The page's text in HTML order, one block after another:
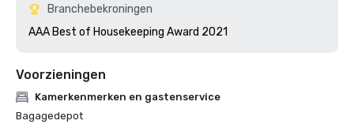
Branchebekroningen
AAA Best of Housekeeping Award 2021
Voorzieningen
Kamerkenmerken en gastenservice
Bagagedepot